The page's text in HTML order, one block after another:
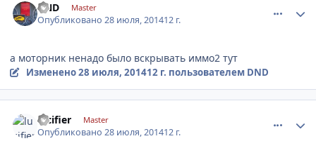
DND Master
Опубликовано28 июля, 201412 г.
а моторник ненадо было вскрывать иммо2 тут
Изменено28 июля, 201412 г. пользователем DND
lucifier Master
Опубликовано28 июля, 201412 г.